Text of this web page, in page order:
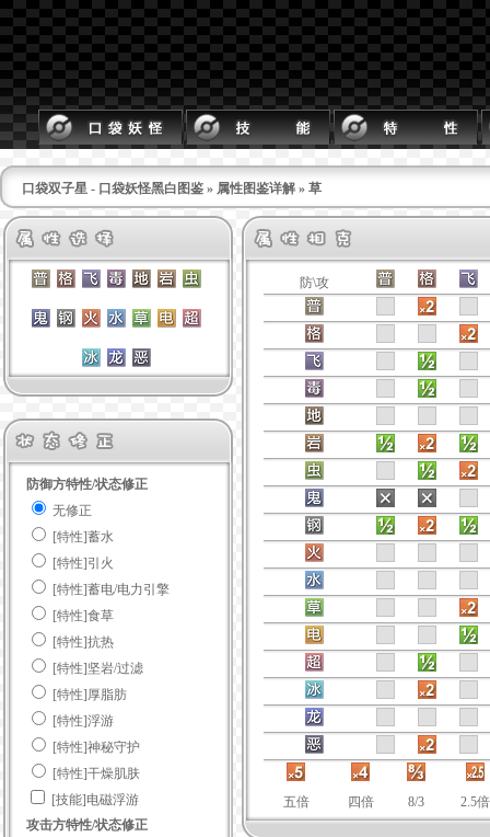
口袋双子星 - 口袋妖怪黑白图鉴 » 属性图鉴详解 » 草
防御方特性/状态修正
无修正
[特性]蓄水
[特性]引火
[特性]蓄电/电力引擎
[特性]食草
[特性]抗热
[特性]坚岩/过滤
[特性]厚脂肪
[特性]浮游
[特性]神秘守护
[特性]干燥肌肤
[技能]电磁浮游
攻击方特性/状态修正
防\攻
五倍 四倍 8/3 2.5倍